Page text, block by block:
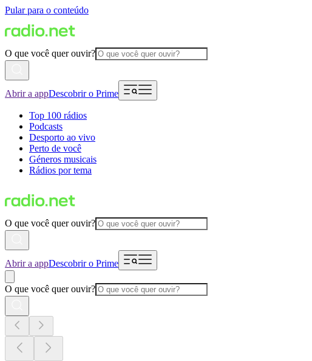
Pular para o conteúdo
O que você quer ouvir?
Abrir a appDescobrir o Prime
Top 100 rádios
Podcasts
Desporto ao vivo
Perto de você
Géneros musicais
Rádios por tema
O que você quer ouvir?
Abrir a appDescobrir o Prime
O que você quer ouvir?